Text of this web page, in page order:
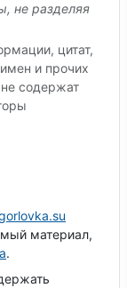
не разделяя
цитат,
и прочих
содержат
материал,
.